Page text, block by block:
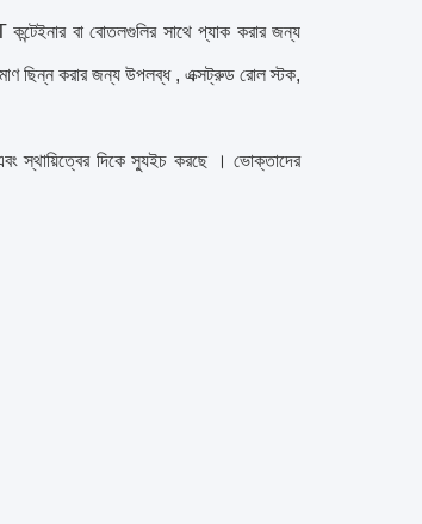
বা বোতলগুলির সাথে প্যাক করার জন্য
ছিন্ন করার জন্য উপলব্ধ , এক্সট্রুড রোল স্টক,
স্থায়িত্বের দিকে স্যুইচ করছে । ভোক্তাদের